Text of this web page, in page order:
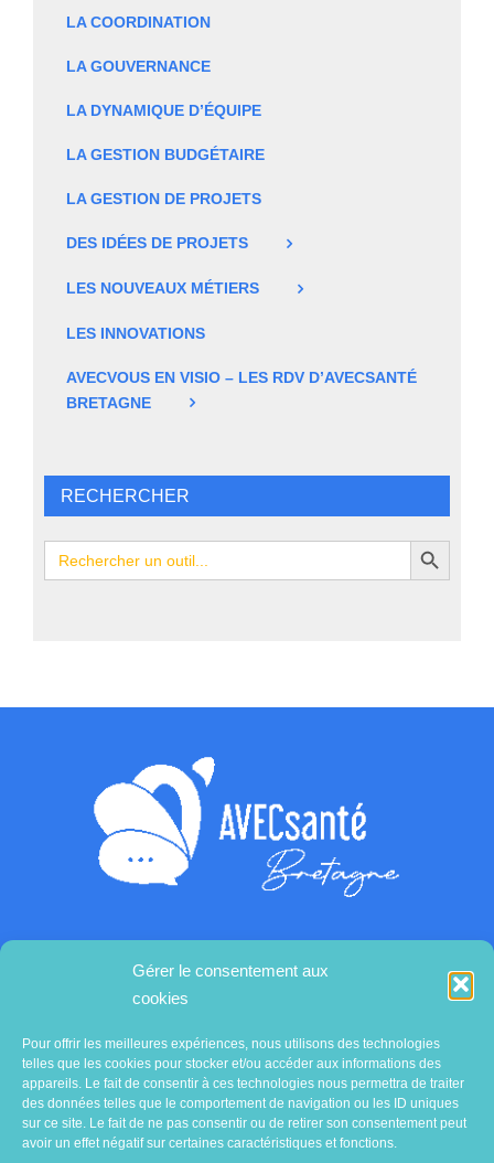
Gérer le consentement aux
cookies
Pour offrir les meilleures expériences, nous utilisons des technologies
telles que les cookies pour stocker et/ou accéder aux informations des
appareils. Le fait de consentir à ces technologies nous permettra de traiter
des données telles que le comportement de navigation ou les ID uniques
sur ce site. Le fait de ne pas consentir ou de retirer son consentement peut
avoir un effet négatif sur certaines caractéristiques et fonctions.
LA COORDINATION
LA GOUVERNANCE
LA DYNAMIQUE D’ÉQUIPE
LA GESTION BUDGÉTAIRE
LA GESTION DE PROJETS
DES IDÉES DE PROJETS
LES NOUVEAUX MÉTIERS
LES INNOVATIONS
AVECVOUS EN VISIO – LES RDV D’AVECSANTÉ
BRETAGNE
RECHERCHER
Search
for:
Search Button
Contactez-nous